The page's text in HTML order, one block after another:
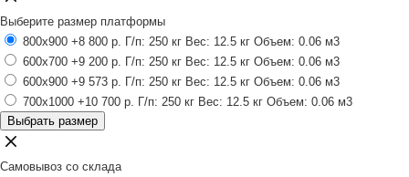
Выберите размер платформы
800x900 +8 800 р. Г/п: 250 кг Вес: 12.5 кг Объем: 0.06 м3
600x700 +9 200 р. Г/п: 250 кг Вес: 12.5 кг Объем: 0.06 м3
600x900 +9 573 р. Г/п: 250 кг Вес: 12.5 кг Объем: 0.06 м3
700x1000 +10 700 р. Г/п: 250 кг Вес: 12.5 кг Объем: 0.06 м3
Выбрать размер
Самовывоз со склада